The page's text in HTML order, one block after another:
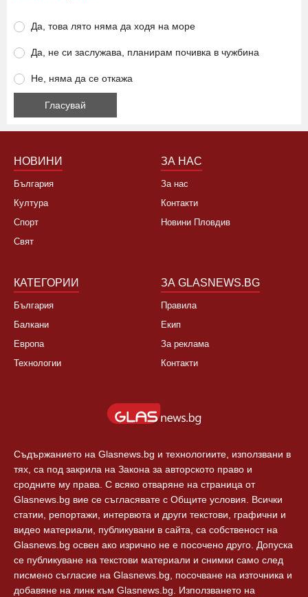
Да, това лято няма да ходя на море
Да, не си заслужава, планирам почивка в чужбина
Не, няма да се откажа
НОВИНИ
България
Култура
Спорт
Свят
ЗА НАС
За нас
Контакти
Новини Пловдив
КАТЕГОРИИ
България
Балкани
Европа
Технологии
ЗА GLASNEWS.BG
Правила
Екип
За реклама
Контакти
Съдържанието на Glasnews.bg и технологиите, използвани в
тях, са под закрила на Закона за авторското право и
сродните му права. С всяко отваряне на страница от
Glasnews.bg вие се съгласявате с Общите условия. Всички
статии, репортажи, интервюта и други текстови, графични и
видео материали, публикувани в сайта, са собственост на
Glasnews.bg освен ако изрично не е посочено друго. Допуска
се публикуване на текстови материали и снимки само след
писмено съгласие на Glasnews.bg, посочване на източника и
добавяне на линк към Glasnews.bg. Използването на